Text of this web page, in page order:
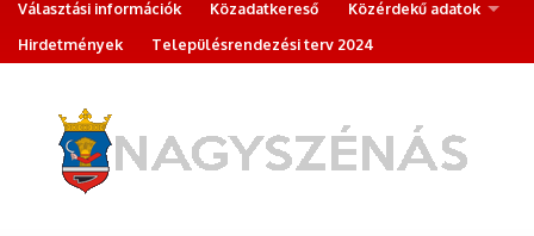
Választási információk
Közadatkereső
Közérdekű adatok
Hirdetmények
Településrendezési terv 2024